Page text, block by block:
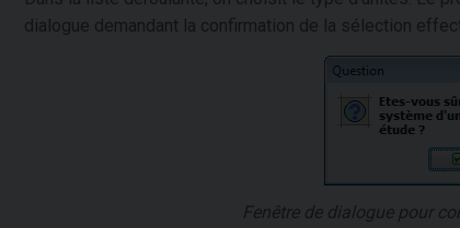
dialogue demandant la confirmation de la sélection
Fenêtre de dialogue pour